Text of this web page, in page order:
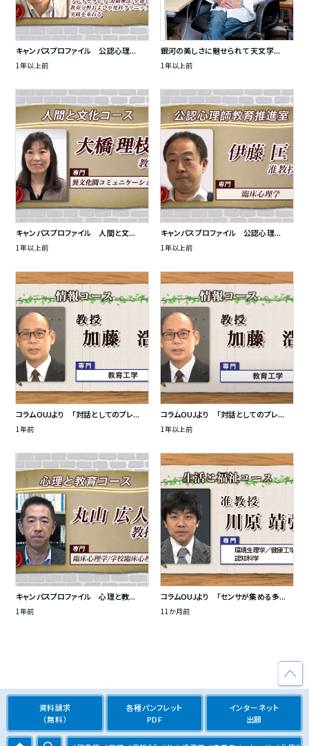
キャンパスプロファイル 公認心理...
1年以上前
銀河の美しさに魅せられて 天文学...
1年以上前
キャンパスプロファイル 人間と文...
1年以上前
キャンパスプロファイル 公認心理...
1年以上前
コラムOUJより 「対話としてのプレ...
1年前
コラムOUJより 「対話としてのプレ...
1年以上前
キャンパスプロファイル 心理と教...
1年前
コラムOUJより 「センサが集める多...
11か月前
資料請求
（無料）
各種パンフレット
PDF
インターネット
出願